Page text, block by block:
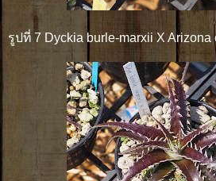
รูปที่ 7 Dyckia burle-marxii X Arizona